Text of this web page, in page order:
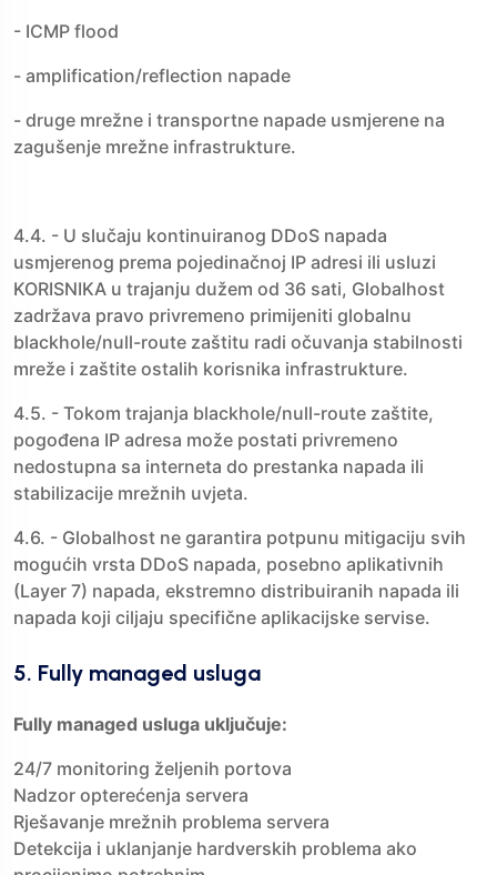
- ICMP flood
- amplification/reflection napade
- druge mrežne i transportne napade usmjerene na
zagušenje mrežne infrastrukture.
4.4. - U slučaju kontinuiranog DDoS napada
usmjerenog prema pojedinačnoj IP adresi ili usluzi
KORISNIKA u trajanju dužem od 36 sati, Globalhost
zadržava pravo privremeno primijeniti globalnu
blackhole/null-route zaštitu radi očuvanja stabilnosti
mreže i zaštite ostalih korisnika infrastrukture.
4.5. - Tokom trajanja blackhole/null-route zaštite,
pogođena IP adresa može postati privremeno
nedostupna sa interneta do prestanka napada ili
stabilizacije mrežnih uvjeta.
4.6. - Globalhost ne garantira potpunu mitigaciju svih
mogućih vrsta DDoS napada, posebno aplikativnih
(Layer 7) napada, ekstremno distribuiranih napada ili
napada koji ciljaju specifične aplikacijske servise.
5. Fully managed usluga
Fully managed usluga uključuje:
24/7 monitoring željenih portova
Nadzor opterećenja servera
Rješavanje mrežnih problema servera
Detekcija i uklanjanje hardverskih problema ako